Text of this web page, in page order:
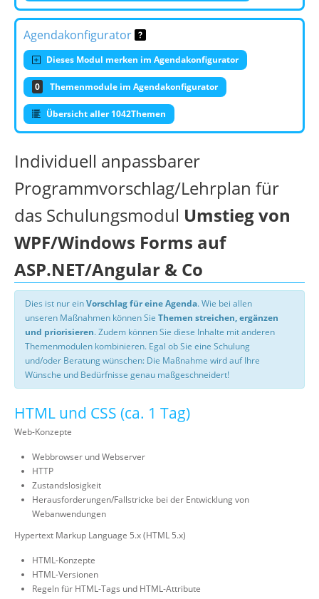
Agendakonfigurator
Dieses Modul merken im Agendakonfigurator
0 Themenmodule im Agendakonfigurator
Übersicht aller 1042Themen
Individuell anpassbarer
Programmvorschlag/Lehrplan für
das Schulungsmodul Umstieg von
WPF/Windows Forms auf
ASP.NET/Angular & Co
Dies ist nur einVorschlag für eine Agenda. Wie bei allen
unseren Maßnahmen können Sie Themen streichen, ergänzen
und priorisieren. Zudem können Sie diese Inhalte mit anderen
Themenmodulen kombinieren. Egal ob Sie eine Schulung
und/oder Beratung wünschen: Die Maßnahme wird auf Ihre
Wünsche und Bedürfnisse genau maßgeschneidert!
HTML und CSS (ca. 1 Tag)
Web-Konzepte
Webbrowser und Webserver
HTTP
Zustandslosigkeit
Herausforderungen/Fallstricke bei der Entwicklung von
Webanwendungen
Hypertext Markup Language 5.x (HTML 5.x)
HTML-Konzepte
HTML-Versionen
Regeln für HTML-Tags und HTML-Attribute